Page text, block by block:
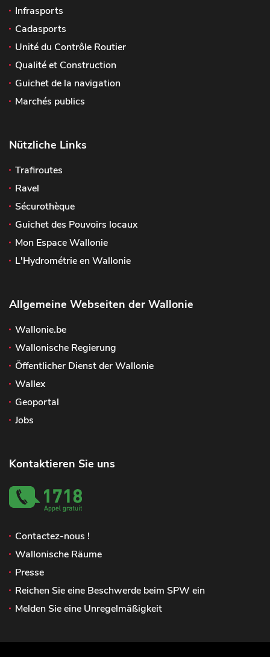
Infrasports
Cadasports
Unité du Contrôle Routier
Qualité et Construction
Guichet de la navigation
Marchés publics
Nützliche Links
Trafiroutes
Ravel
Sécurothèque
Guichet des Pouvoirs locaux
Mon Espace Wallonie
L'Hydrométrie en Wallonie
Allgemeine Webseiten der Wallonie
Wallonie.be
Wallonische Regierung
Öffentlicher Dienst der Wallonie
Wallex
Geoportal
Jobs
Kontaktieren Sie uns
Contactez-nous !
Wallonische Räume
Presse
Reichen Sie eine Beschwerde beim SPW ein
Melden Sie eine Unregelmäßigkeit